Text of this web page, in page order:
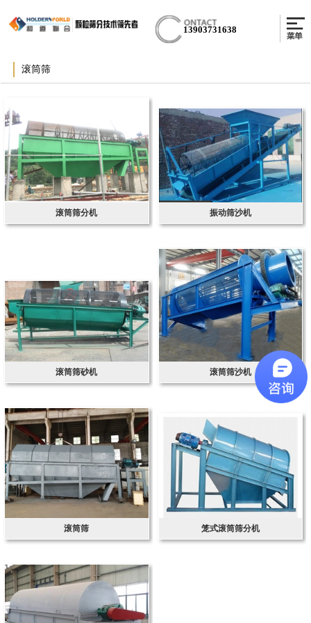
13903731638
滚筒筛
滚筒筛分机 振动筛沙机
滚筒筛砂机 滚筒筛沙机
滚筒筛 笼式滚筒筛分机